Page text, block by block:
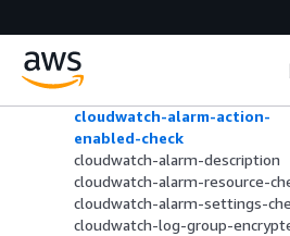
cloudtrail-s3-dataevents-
cloudtrail-security-trail-
cloudwatch-alarm-action-
enabled-check
cloudwatch-alarm-description
cloudwatch-alarm-resource-
cloudwatch-alarm-settings-
cloudwatch-log-group-